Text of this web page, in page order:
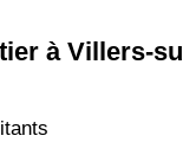
à Villers-